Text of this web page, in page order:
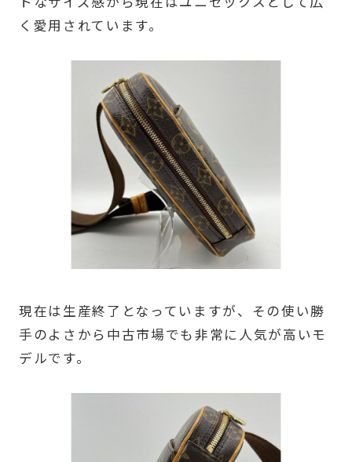
く愛用されています。
現在は生産終了となっていますが、その使い勝
手のよさから中古市場でも非常に人気が高いモ
デルです。